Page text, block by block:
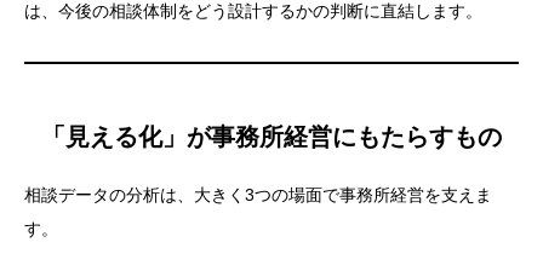
は、今後の相談体制をどう設計するかの判断に直結します。
「見える化」が事務所経営にもたらすもの
相談データの分析は、大きく3つの場面で事務所経営を支えま
す。